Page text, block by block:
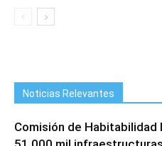
Noticias Relevantes
Comisión de